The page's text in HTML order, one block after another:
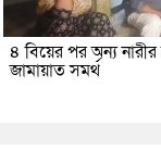
৪ বিয়ের পর অন্য
জামায়াত সমর্থ